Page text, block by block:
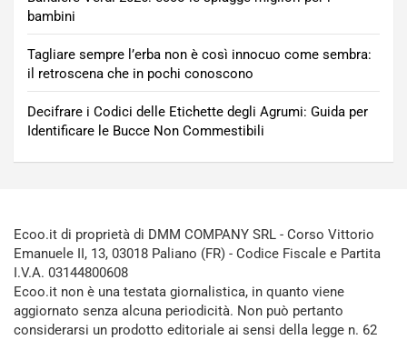
bambini
Tagliare sempre l’erba non è così innocuo come sembra:
il retroscena che in pochi conoscono
Decifrare i Codici delle Etichette degli Agrumi: Guida per
Identificare le Bucce Non Commestibili
Ecoo.it di proprietà di DMM COMPANY SRL - Corso Vittorio
Emanuele II, 13, 03018 Paliano (FR) - Codice Fiscale e Partita
I.V.A. 03144800608
Ecoo.it non è una testata giornalistica, in quanto viene
aggiornato senza alcuna periodicità. Non può pertanto
considerarsi un prodotto editoriale ai sensi della legge n. 62